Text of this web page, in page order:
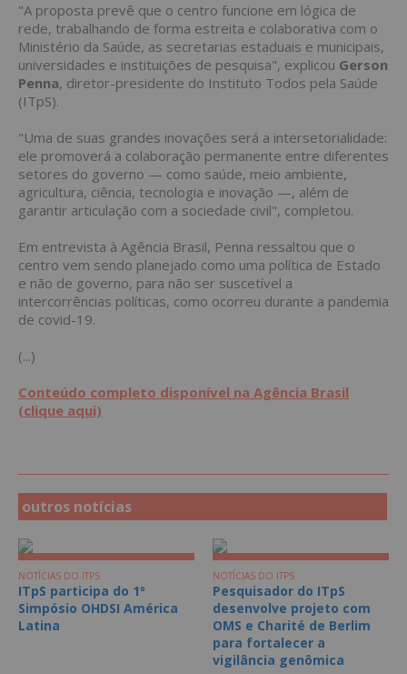
"A proposta prevê que o centro funcione em lógica de
rede, trabalhando de forma estreita e colaborativa com o
Ministério da Saúde, as secretarias estaduais e municipais,
universidades e instituições de pesquisa", explicou Gerson
Penna, diretor-presidente do Instituto Todos pela Saúde
(ITpS).
"Uma de suas grandes inovações será a intersetorialidade:
ele promoverá a colaboração permanente entre diferentes
setores do governo — como saúde, meio ambiente,
agricultura, ciência, tecnologia e inovação —, além de
garantir articulação com a sociedade civil", completou.
Em entrevista à Agência Brasil, Penna ressaltou que o
centro vem sendo planejado como uma política de Estado
e não de governo, para não ser suscetível a
intercorrências políticas, como ocorreu durante a pandemia
de covid-19.
(...)
Conteúdo completo disponível na Agência Brasil
(clique aqui)
outros notícias
NOTÍCIAS DO ITPS
ITpS participa do 1º
Simpósio OHDSI América
Latina
NOTÍCIAS DO ITPS
Pesquisador do ITpS
desenvolve projeto com
OMS e Charité de Berlim
para fortalecer a
vigilância genômica